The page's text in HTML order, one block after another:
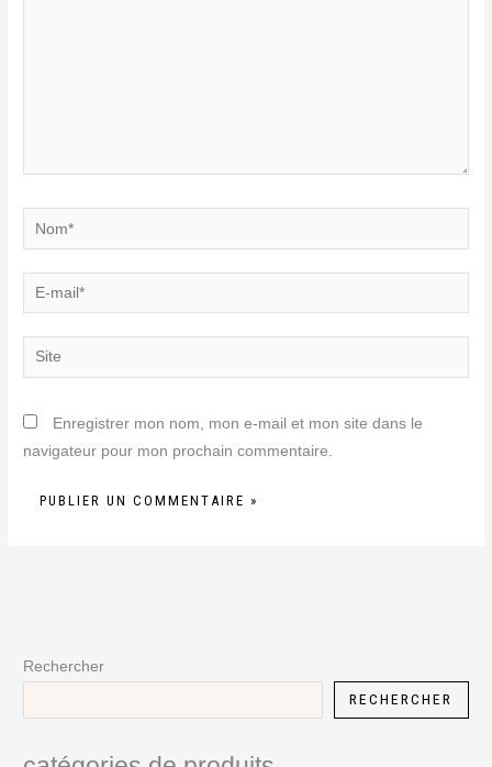
Nom*
E-
mail*
Site
Enregistrer mon nom, mon e-mail et mon site dans le
navigateur pour mon prochain commentaire.
Rechercher
RECHERCHER